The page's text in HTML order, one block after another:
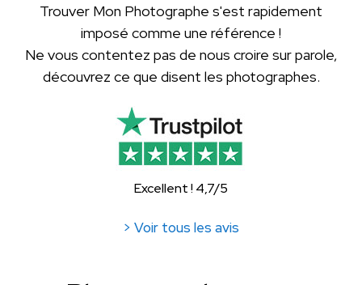
Trouver Mon Photographe s'est rapidement
imposé comme une référence !
Ne vous contentez pas de nous croire sur parole,
découvrez ce que disent les photographes.
Excellent ! 4,7/5
> Voir tous les avis